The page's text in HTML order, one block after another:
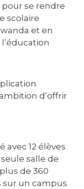
pour se rendre
scolaire
et en
d’offrir
avec 12 élèves
salle de
de 360
sur un campus